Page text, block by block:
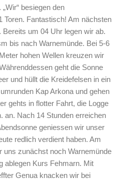
besiegen den
Toren. Fantastisch! Am nächsten
um 04 Uhr legen wir ab.
bis nach Warnemünde. Bei 5-6
hohen Wellen kreuzen wir
geht die Sonne
und hüllt die Kreidefelsen in ein
Kap Arkona und gehen
gehts in flotter Fahrt, die Logge
an. Nach 14 Stunden erreichen
geniessen wir unser
redlich verdient haben. Am
uns zunächst noch Warnemünde
ablegen Kurs Fehmarn. Mit
Genua knacken wir bei